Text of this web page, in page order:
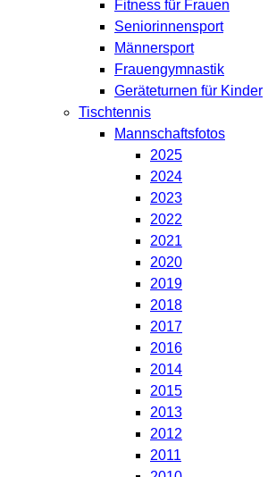
Fitness für Frauen
Seniorinnensport
Männersport
Frauengymnastik
Geräteturnen für Kinder
Tischtennis
Mannschaftsfotos
2025
2024
2023
2022
2021
2020
2019
2018
2017
2016
2014
2015
2013
2012
2011